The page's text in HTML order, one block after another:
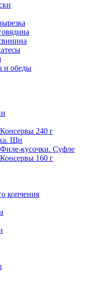
и обеды
240 г
Щи
кусочки. Суфле
160 г
копчения